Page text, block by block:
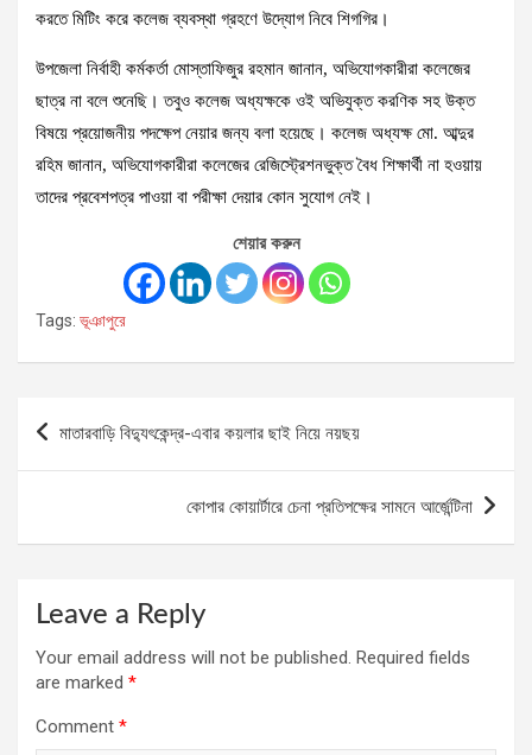
করতে মিটিং করে কলেজ ব্যবস্থা গ্রহণে উদ্যোগ নিবে শিগগির।
উপজেলা নির্বাহী কর্মকর্তা মোস্তাফিজুর রহমান জানান, অভিযোগকারীরা কলেজের
ছাত্র না বলে শুনেছি। তবুও কলেজ অধ্যক্ষকে ওই অভিযুক্ত করণিক সহ উক্ত
বিষয়ে প্রয়োজনীয় পদক্ষেপ নেয়ার জন্য বলা হয়েছে। কলেজ অধ্যক্ষ মো. আব্দুর
রহিম জানান, অভিযোগকারীরা কলেজের রেজিস্ট্রেশনভুক্ত বৈধ শিক্ষার্থী না হওয়ায়
তাদের প্রবেশপত্র পাওয়া বা পরীক্ষা দেয়ার কোন সুযোগ নেই।
শেয়ার করুন
Tags: ভূঞাপুরে
navigation
মাতারবাড়ি বিদ্যুৎকেন্দ্র-এবার কয়লার ছাই নিয়ে নয়ছয়
কোপার কোয়ার্টারে চেনা প্রতিপক্ষের সামনে আর্জেন্টিনা
Leave a Reply
Your email address will not be published. Required fields
are marked *
Comment *